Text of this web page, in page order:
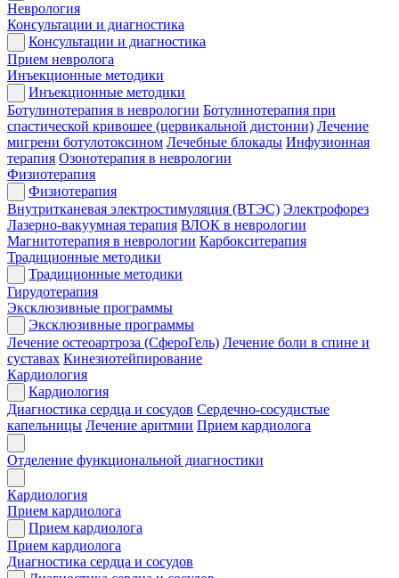
Неврология
Консультации и диагностика
Консультации и диагностика
Прием невролога
Инъекционные методики
Инъекционные методики
Ботулинотерапия в неврологии Ботулинотерапия при
спастической кривошее (цервикальной дистонии) Лечение
мигрени ботулотоксином Лечебные блокады Инфузионная
терапия Озонотерапия в неврологии
Физиотерапия
Физиотерапия
Внутритканевая электростимуляция (ВТЭС) Электрофорез
Лазерно-вакуумная терапия ВЛОК в неврологии
Магнитотерапия в неврологии Карбокситерапия
Традиционные методики
Традиционные методики
Гирудотерапия
Эксклюзивные программы
Эксклюзивные программы
Лечение остеоартроза (СфероГель) Лечение боли в спине и
суставах Кинезиотейпирование
Кардиология
Кардиология
Диагностика сердца и сосудов Сердечно-сосудистые
капельницы Лечение аритмии Прием кардиолога
Отделение функциональной диагностики
Кардиология
Прием кардиолога
Прием кардиолога
Прием кардиолога
Диагностика сердца и сосудов